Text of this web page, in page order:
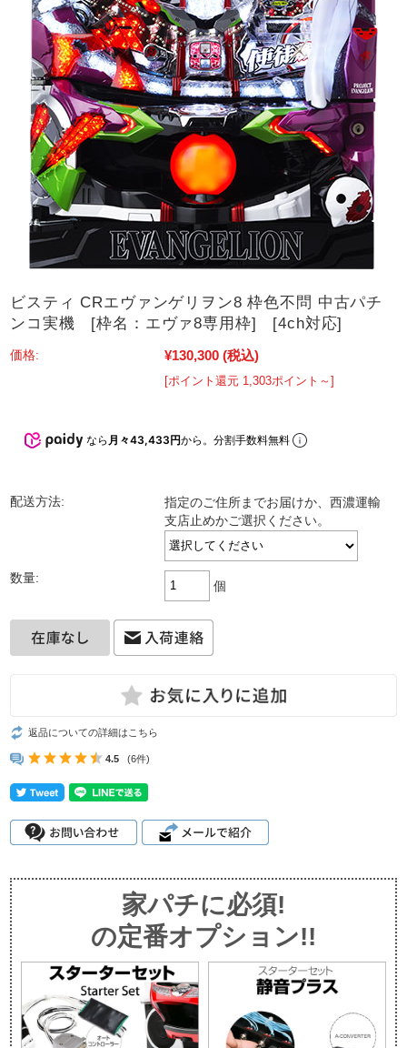
ビスティ CRエヴァンゲリヲン8 枠色不問 中古パチ
ンコ実機 [枠名：エヴァ8専用枠] [4ch対応]
価格: ¥130,300 (税込)
[ポイント還元 1,303ポイント～]
なら 月々43,433円から。分割手数料無料
配送方法:
指定のご住所までお届けか、西濃運輸
支店止めかご選択ください。
数量:
個
返品についての詳細はこちら
4.5 (6件)
家パチに必須!
の定番オプション!!